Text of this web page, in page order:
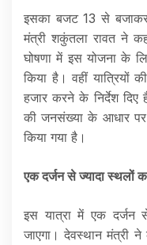
इसका बजट 13 से
मंत्री शकुंतला रावत ने
घोषणा में इस योजना के
किया है। वहीं यात्रियों
हजार करने के निर्देश दिए
की जनसंख्या के आधार पर
किया गया है।
एक दर्जन से ज्यादा स्थलों
इस यात्रा में एक दर्जन
जाएगा। देवस्थान मंत्री